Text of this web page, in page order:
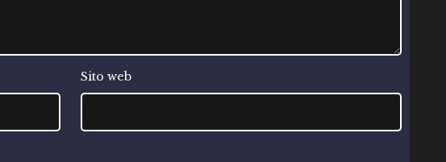
Sito web